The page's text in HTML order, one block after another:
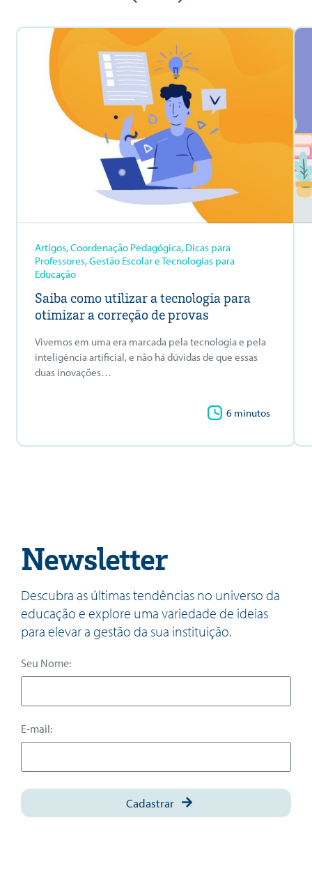
Artigos, Coordenação Pedagógica, Dicas para
Professores, Gestão Escolar e Tecnologias para
Educação
Saiba como utilizar a tecnologia para
otimizar a correção de provas
Vivemos em uma era marcada pela tecnologia e pela
inteligência artificial, e não há dúvidas de que essas
duas inovações…
6 minutos
Newsletter
Descubra as últimas tendências no universo da
educação e explore uma variedade de ideias
para elevar a gestão da sua instituição.
Seu Nome:
E-mail:
Cadastrar